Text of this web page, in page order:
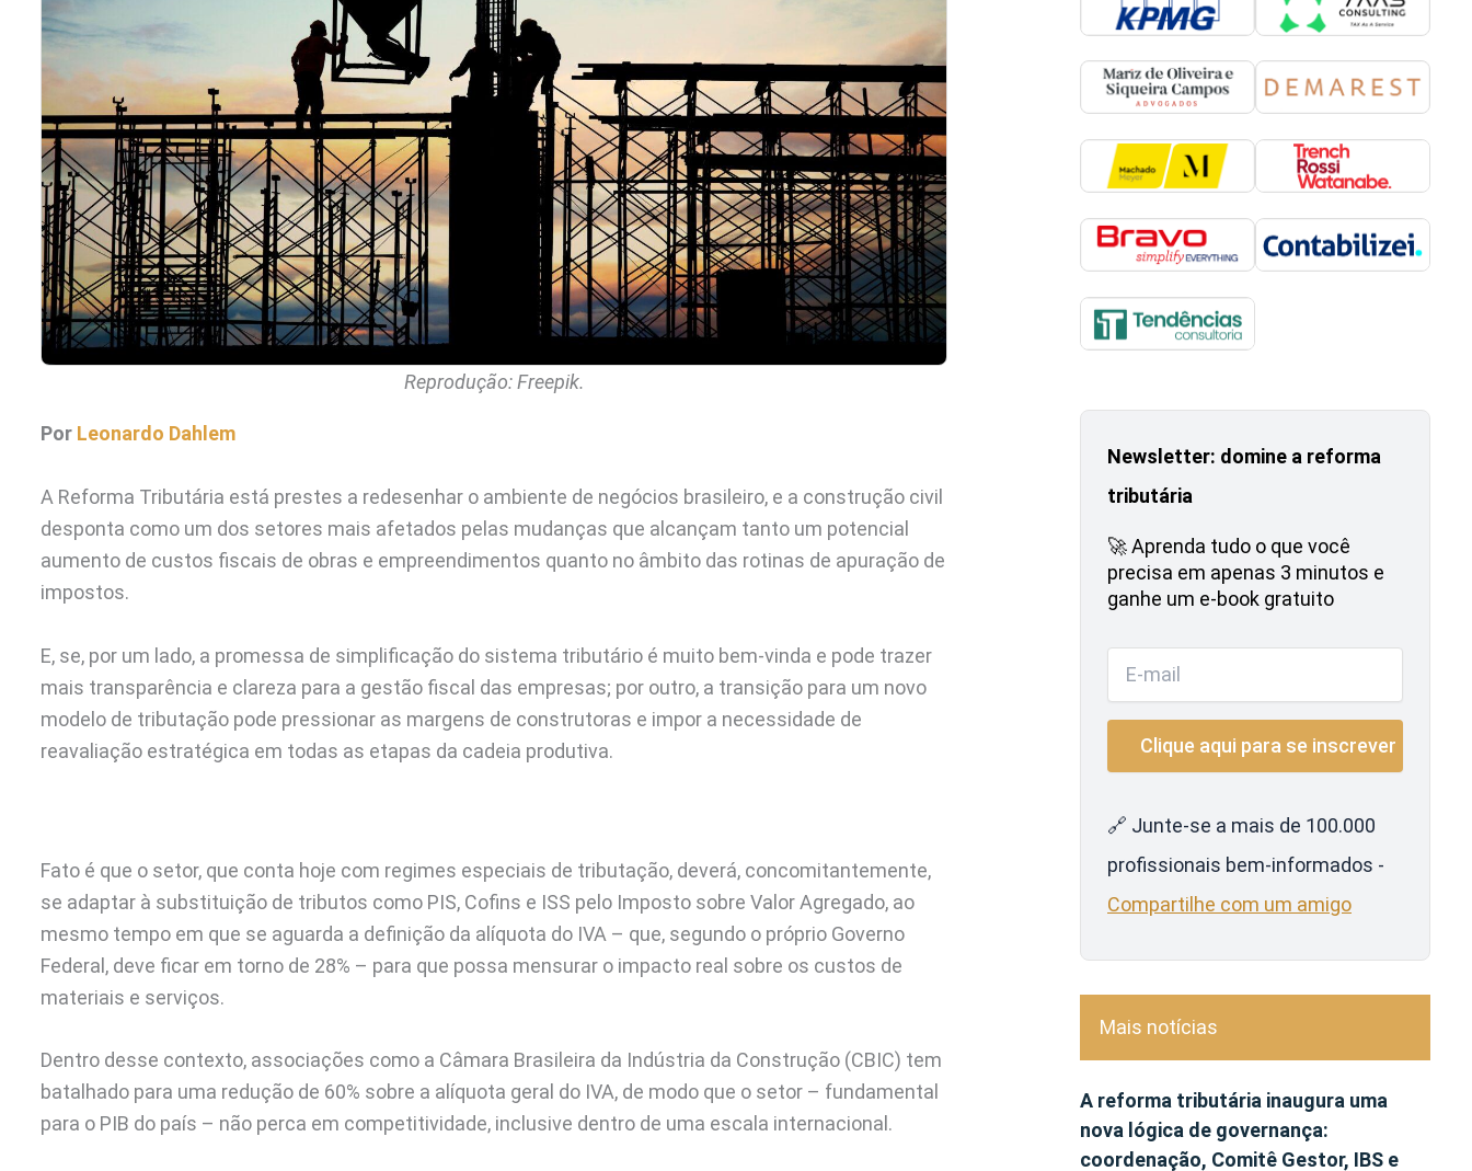
Reprodução: Freepik.
Por Leonardo Dahlem
A Reforma Tributária está prestes a redesenhar o ambiente de negócios brasileiro, e a construção civil
desponta como um dos setores mais afetados pelas mudanças que alcançam tanto um potencial
aumento de custos fiscais de obras e empreendimentos quanto no âmbito das rotinas de apuração de
impostos.
E, se, por um lado, a promessa de simplificação do sistema tributário é muito bem-vinda e pode trazer
mais transparência e clareza para a gestão fiscal das empresas; por outro, a transição para um novo
modelo de tributação pode pressionar as margens de construtoras e impor a necessidade de
reavaliação estratégica em todas as etapas da cadeia produtiva.
Fato é que o setor, que conta hoje com regimes especiais de tributação, deverá, concomitantemente,
se adaptar à substituição de tributos como PIS, Cofins e ISS pelo Imposto sobre Valor Agregado, ao
mesmo tempo em que se aguarda a definição da alíquota do IVA – que, segundo o próprio Governo
Federal, deve ficar em torno de 28% – para que possa mensurar o impacto real sobre os custos de
materiais e serviços.
Dentro desse contexto, associações como a Câmara Brasileira da Indústria da Construção (CBIC) tem
batalhado para uma redução de 60% sobre a alíquota geral do IVA, de modo que o setor – fundamental
para o PIB do país – não perca em competitividade, inclusive dentro de uma escala internacional.
Newsletter: domine a reforma
tributária
🚀 Aprenda tudo o que você
precisa em apenas 3 minutos e
ganhe um e-book gratuito
🔗 Junte-se a mais de 100.000
profissionais bem-informados -
Compartilhe com um amigo
Mais notícias
A reforma tributária inaugura uma
nova lógica de governança:
coordenação, Comitê Gestor, IBS e